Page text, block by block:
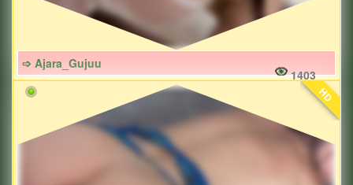
➩ Ajara_Gujuu
1403
HD